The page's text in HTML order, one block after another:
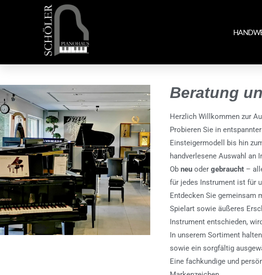
Beratung
Herzlich Willkommen zur
Probieren Sie in
Einsteigermodell bis hin
handverlesene Auswahl an
Obneuodergebraucht –
für jedes Instrument ist für
Entdecken Sie gemeinsam
Spielart sowie äußeres
Instrument entschieden,
In unserem Sortiment
sowie ein sorgfältig
Eine fachkundige und